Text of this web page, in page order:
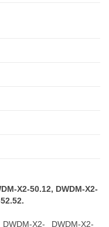
X2-50.12, DWDM-X2-
DWDM-X2-
DWDM-X2-